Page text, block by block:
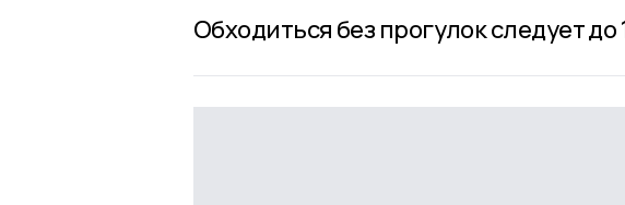
Обходиться без прогулок следует до